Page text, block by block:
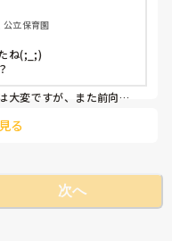
立保育園
ね(;_;)
大変ですが、また前向き
います。
る
次へ